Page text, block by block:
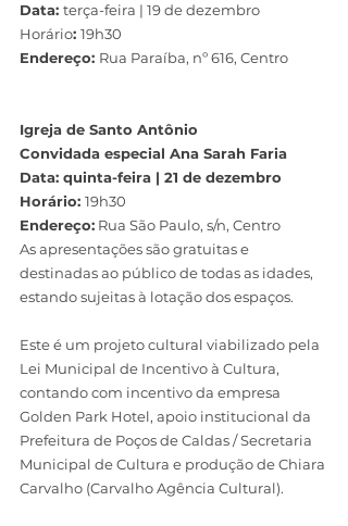
Data: terça-feira | 19 de dezembro
Horário: 19h30
Endereço: Rua Paraíba, nº 616, Centro
Igreja de Santo Antônio
Convidada especial Ana Sarah Faria
Data: quinta-feira | 21 de dezembro
Horário: 19h30
Endereço: Rua São Paulo, s/n, Centro
As apresentações são gratuitas e
destinadas ao público de todas as idades,
estando sujeitas à lotação dos espaços.
Este é um projeto cultural viabilizado pela
Lei Municipal de Incentivo à Cultura,
contando com incentivo da empresa
Golden Park Hotel, apoio institucional da
Prefeitura de Poços de Caldas / Secretaria
Municipal de Cultura e produção de Chiara
Carvalho (Carvalho Agência Cultural).